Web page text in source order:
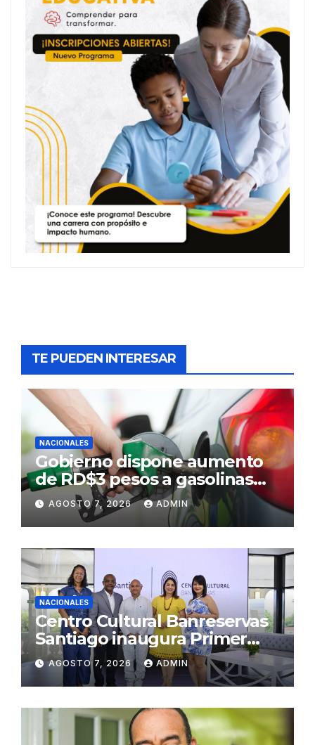
TE PUEDEN INTERESAR
NACIONALES
Gobierno dispone aumento
de RD$3 pesos a gasolinas
premium y regular
AGOSTO 7, 2026 ADMIN
NACIONALES
Centro Cultural Banreservas
Santiago inaugura Primer
Congreso de Artesanos de
Santiago
AGOSTO 7, 2026 ADMIN